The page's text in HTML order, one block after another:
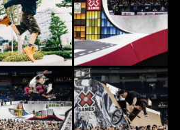
カリフォルニアのサーファー愛用
「オールグッド」の日焼け止めがサ
ンゴ礁を救うワケ
2023.10.12
PARKOUR
国内最大規模のパルクール施設MIS
SION PARKOUR PARK TOKYO...
7